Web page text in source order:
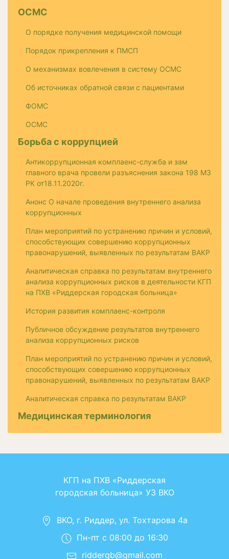
ОСМС
О порядке получения медицинской помощи
Порядок прикрепления к ПМСП
О механизмах вовлечения в систему ОСМС
Об источниках обратной связи с пациентами
ФОМС
ОСМС
Борьба с коррупцией
Антикоррупционная комплаенс-служба и зам
главного врача провели разъяснения закона 198 МЗ
РК от18.11.2020г.
Анонс О начале проведения внутреннего анализа
коррупционных
План мероприятий по устранению причин и условий,
способствующих совершению коррупционных
правонарушений, выявленных по результатам ВАКР
Аналитическая справка по результатам внутреннего
анализа коррупционных рисков в деятельности КГП
на ПХВ «Риддерская городская больница»
История развития комплаенс-контроля
Публичное обсуждение результатов внутреннего
анализа коррупционных рисков
План мероприятий по устранению причин и условий,
способствующих совершению коррупционных
правонарушений, выявленных по результатам ВАКР
Аналитическая справка по результатам ВАКР
Медицинская терминология
КГП на ПХВ «Риддерская
городская больница» УЗ ВКО
ВКО, г. Риддер, ул. Тохтарова 4а
Пн-пт с 08:00 до 16:30
riddergb@gmail.com